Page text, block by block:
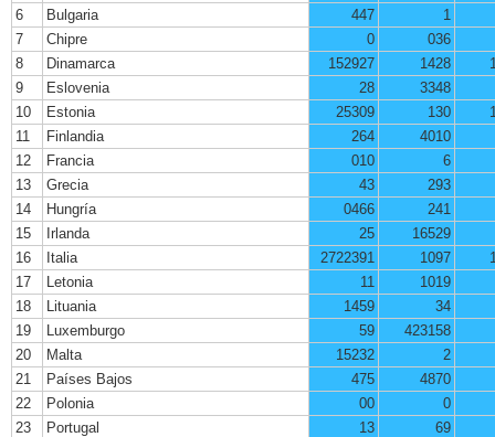
6
Bulgaria 447
1
7
Chipre 0
036
8
Dinamarca 152927 1428
9
Eslovenia 28
3348
10
Estonia 25309 130
11
Finlandia 264
4010
12
Francia 010
6
13
Grecia 43
293
14
Hungría 0466
241
15
Irlanda 25
16529
16
Italia 2722391 1097
17
Letonia 11
1019
18
Lituania 1459
34
19
Luxemburgo 59
423158
20
Malta 15232
2
21
Países Bajos 475
4870
22
Polonia 00
0
23
Portugal 13
69